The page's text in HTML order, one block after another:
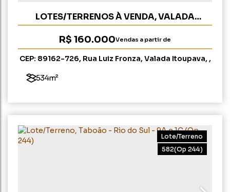
LOTES/TERRENOS À VENDA, VALADA
ITOUPAVA - RIO DO SUL
R$ 160.000Vendas a partir de
CEP: 89162-726, Rua Luiz Fronza, Valada Itoupava ,
534m²
582(Op 244)
Lote/Terreno